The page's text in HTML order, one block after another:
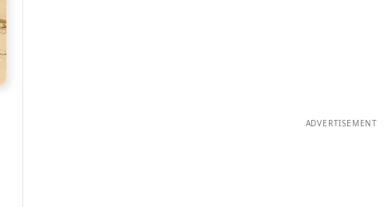
ADVERTISEMENT